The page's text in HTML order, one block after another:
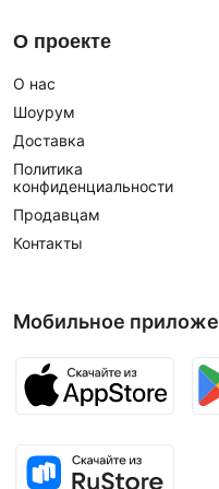
О проекте
О нас
Шоурум
Доставка
Политика
конфиденциальности
Продавцам
Контакты
Мобильное